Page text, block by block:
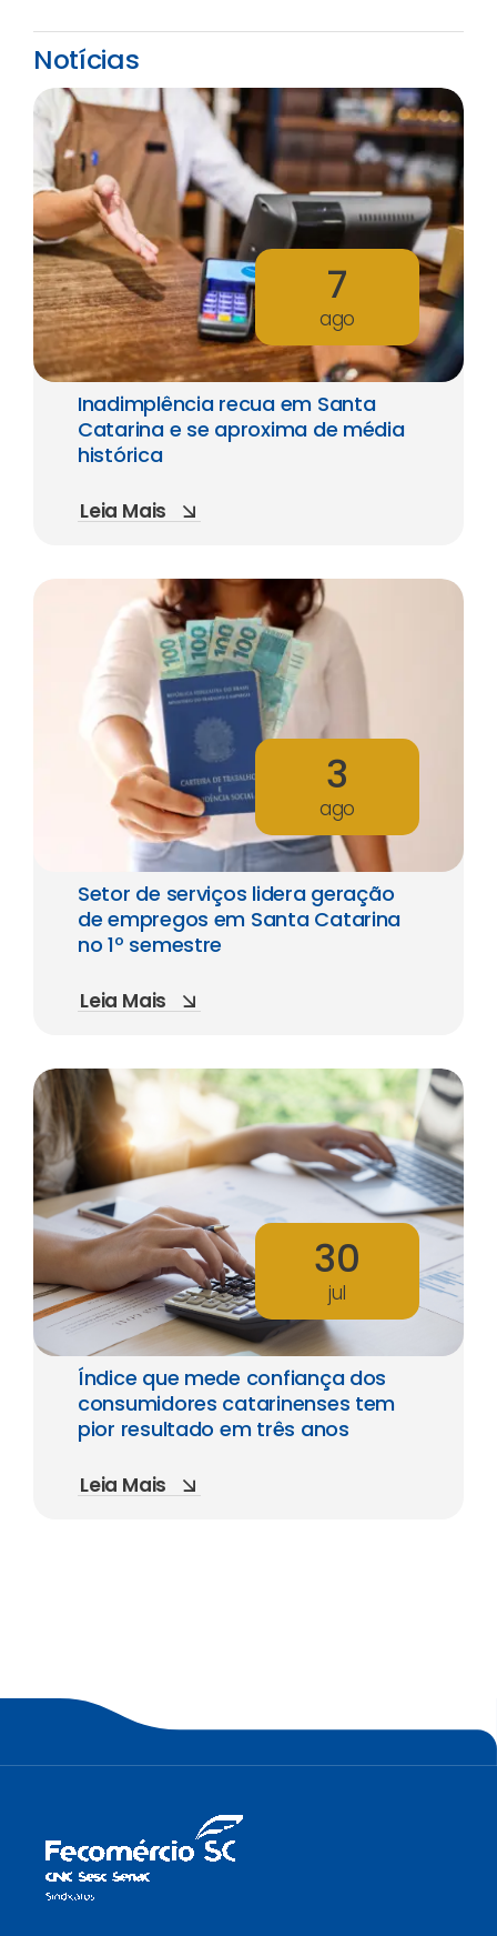
Notícias
7
ago
Inadimplência recua em Santa
Catarina e se aproxima de média
histórica
Leia Mais
3
ago
Setor de serviços lidera geração
de empregos em Santa Catarina
no 1º semestre
Leia Mais
30
jul
Índice que mede confiança dos
consumidores catarinenses tem
pior resultado em três anos
Leia Mais